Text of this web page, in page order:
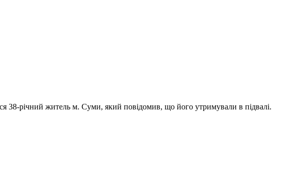
38-річний житель м. Суми, який повідомив, що його утримували в підвалі.